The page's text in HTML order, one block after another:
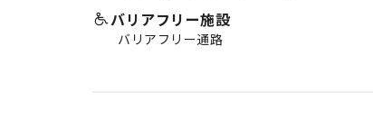
バリアフリー施設
バリアフリー通路